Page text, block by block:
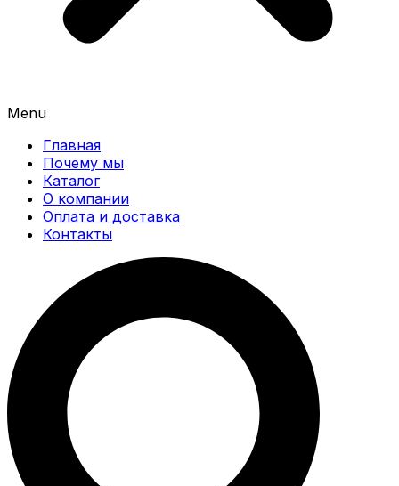
Menu
Главная
Почему мы
Каталог
О компании
Оплата и доставка
Контакты